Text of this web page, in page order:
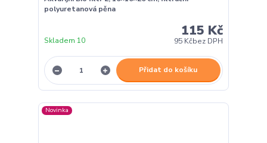
polyuretanová pěna
115 Kč
95 Kčbez DPH
Skladem 10
Přidat do košíku
Novinka